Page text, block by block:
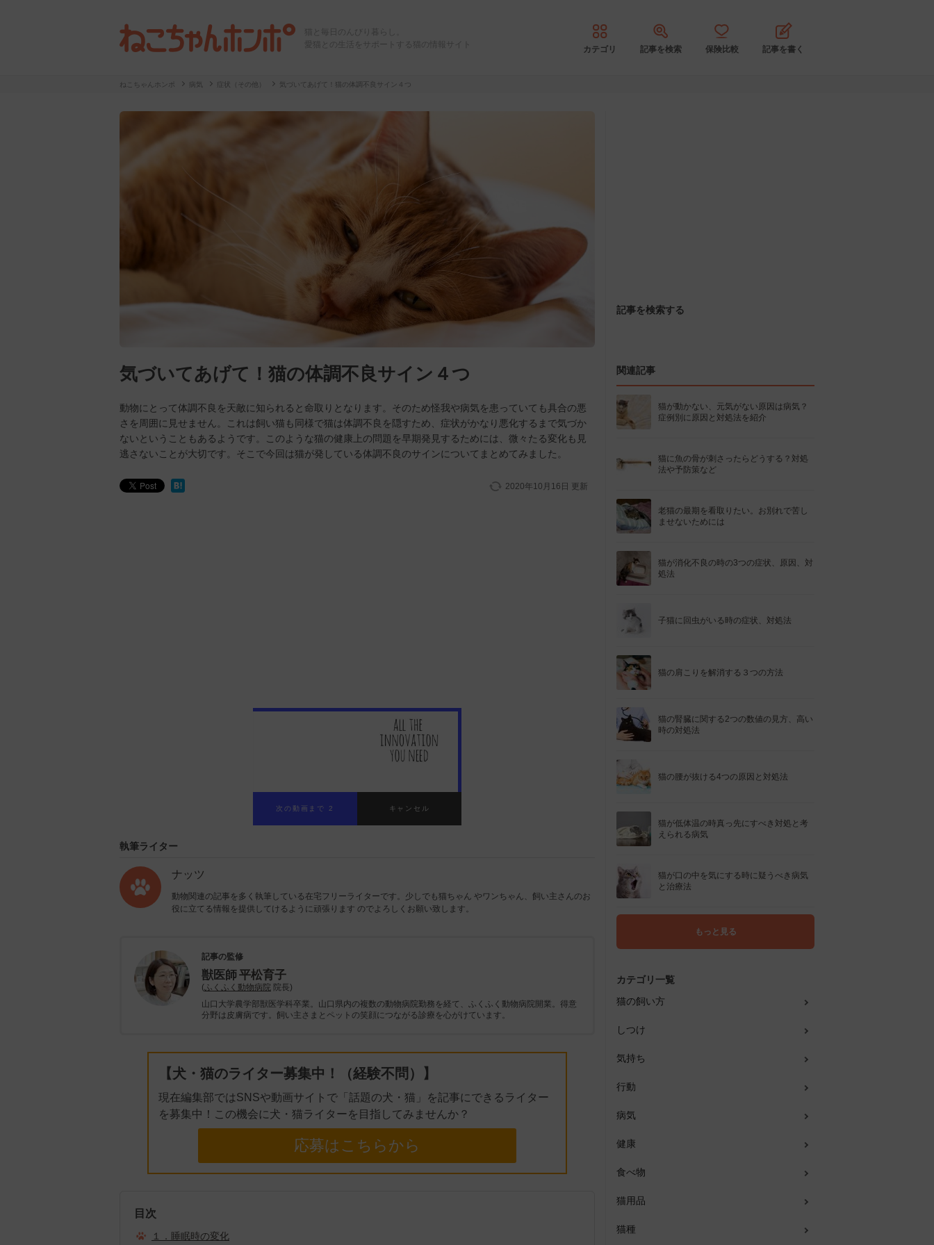
猫と毎日のんびり暮らし。
愛猫との生活をサポートする猫の情報サイト
カテゴリ 記事を検索 保険比較 記事を書く
ねこちゃんホンポ 病気 症状（その他） 気づいてあげて！猫の体調不良サイン４つ
気づいてあげて！猫の体調不良サイン４つ
動物にとって体調不良を天敵に知られると命取りとなります。そのため怪我や病気を患っていても具合の悪
さを周囲に見せません。これは飼い猫も同様で猫は体調不良を隠すため、症状がかなり悪化するまで気づか
ないということもあるようです。このような猫の健康上の問題を早期発見するためには、微々たる変化も見
逃さないことが大切です。そこで今回は猫が発している体調不良のサインについてまとめてみました。
2020年10月16日 更新
執筆ライター
ナッツ
動物関連の記事を多く執筆している在宅フリーライターです。少しでも猫ちゃん やワンちゃん、飼い主さんのお
役に立てる情報を提供してけるように頑張ります のでよろしくお願い致します。
記事の監修
獣医師平松育子
(ふくふく動物病院 院長)
山口大学農学部獣医学科卒業。山口県内の複数の動物病院勤務を経て、ふくふく動物病院開業。得意
分野は皮膚病です。飼い主さまとペットの笑顔につながる診療を心がけています。
【犬・猫のライター募集中！（経験不問）】
現在編集部ではSNSや動画サイトで「話題の犬・猫」を記事にできるライター
を募集中！この機会に犬・猫ライターを目指してみませんか？
応募はこちらから
目次
１．睡眠時の変化
記事を検索する
関連記事
猫が動かない、元気がない原因は病気？
症例別に原因と対処法を紹介
猫に魚の骨が刺さったらどうする？対処
法や予防策など
老猫の最期を看取りたい。お別れで苦し
ませないためには
猫が消化不良の時の3つの症状、原因、対
処法
子猫に回虫がいる時の症状、対処法
猫の肩こりを解消する３つの方法
猫の腎臓に関する2つの数値の見方、高い
時の対処法
猫の腰が抜ける4つの原因と対処法
猫が低体温の時真っ先にすべき対処と考
えられる病気
猫が口の中を気にする時に疑うべき病気
と治療法
もっと見る
カテゴリ一覧
猫の飼い方
しつけ
気持ち
行動
病気
健康
食べ物
猫用品
猫種